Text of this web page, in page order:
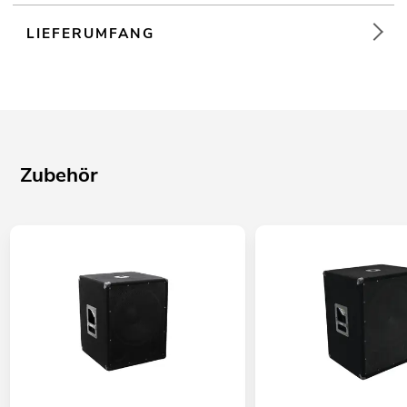
LIEFERUMFANG
Zubehör